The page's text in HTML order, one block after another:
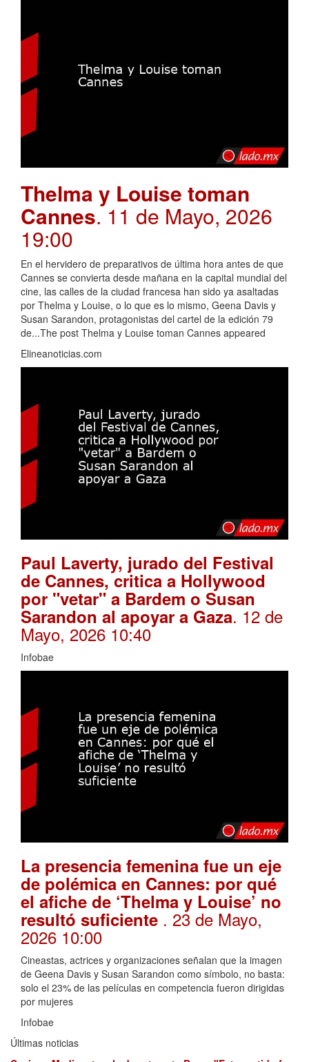
Thelma y Louise toman
Cannes. 11 de Mayo, 2026
19:00
En el hervidero de preparativos de última hora antes de que
Cannes se convierta desde mañana en la capital mundial del
cine, las calles de la ciudad francesa han sido ya asaltadas
por Thelma y Louise, o lo que es lo mismo, Geena Davis y
Susan Sarandon, protagonistas del cartel de la edición 79
de...The post Thelma y Louise toman Cannes appeared
Elineanoticias.com
Paul Laverty, jurado del Festival
de Cannes, critica a Hollywood
por "vetar" a Bardem o Susan
Sarandon al apoyar a Gaza. 12 de
Mayo, 2026 10:40
Infobae
La presencia femenina fue un eje
de polémica en Cannes: por qué
el afiche de ‘Thelma y Louise’ no
resultó suficiente . 23 de Mayo,
2026 10:00
Cineastas, actrices y organizaciones señalan que la imagen
de Geena Davis y Susan Sarandon como símbolo, no basta:
solo el 23% de las películas en competencia fueron dirigidas
por mujeres
Infobae
Últimas noticias